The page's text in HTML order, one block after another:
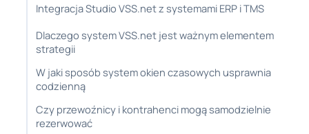
Integracja Studio VSS.net z systemami ERP i TMS
Dlaczego system VSS.net jest ważnym elementem
strategii
W jaki sposób system okien czasowych usprawnia
codzienną
Czy przewoźnicy i kontrahenci mogą samodzielnie
rezerwować